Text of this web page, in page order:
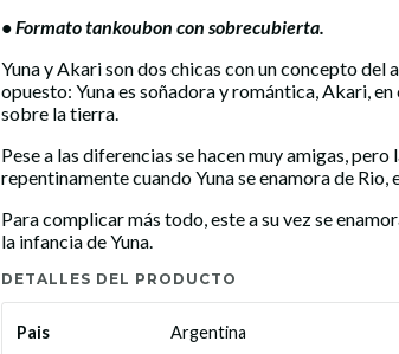
• Formato tankoubon con sobrecubierta.
Yuna y Akari son dos chicas con un concepto del
opuesto: Yuna es soñadora y romántica, Akari,
sobre la tierra.
Pese a las diferencias se hacen muy amigas, pero
repentinamente cuando Yuna se enamora de Rio,
Para complicar más todo, este a su vez se
la infancia de Yuna.
DETALLES DEL PRODUCTO
Pais Argentina